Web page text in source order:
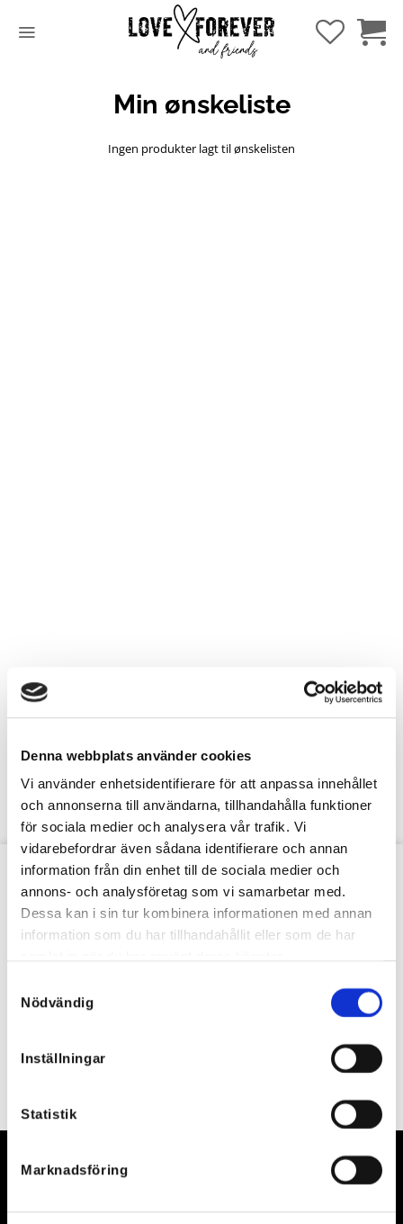
Denna webbplats använder cookies
Vi använder enhetsidentifierare för att anpassa innehållet
och annonserna till användarna, tillhandahålla funktioner
för sociala medier och analysera vår trafik. Vi
vidarebefordrar även sådana identifierare och annan
information från din enhet till de sociala medier och
annons- och analysföretag som vi samarbetar med.
Dessa kan i sin tur kombinera informationen med annan
information som du har tillhandahållit eller som de har
Nödvändig
Inställningar
Statistik
Marknadsföring
Min ønskeliste
Ingen produkter lagt til ønskelisten
VÅRT NYHETSBREV